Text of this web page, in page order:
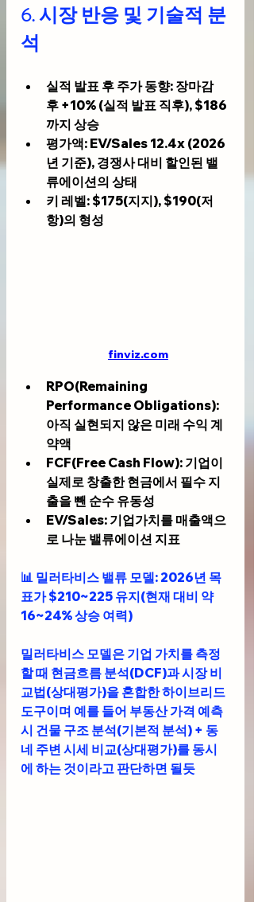
6. 시장 반응 및 기술적 분
석
실적 발표 후 주가 동향: 장마감
후 +10% (실적 발표 직후), $186
까지 상승
평가액: EV/Sales 12.4x (2026
년 기준), 경쟁사 대비 할인된 밸
류에이션의 상태
키 레벨: $175(지지), $190(저
항)의 형성
finviz.com
RPO(Remaining
Performance Obligations):
아직 실현되지 않은 미래 수익 계
약액
FCF(Free Cash Flow): 기업이
실제로 창출한 현금에서 필수 지
출을 뺀 순수 유동성
EV/Sales: 기업가치를 매출액으
로 나눈 밸류에이션 지표
📊 밀러타비스 밸류 모델: 2026년 목
표가 $210~225 유지(현재 대비 약
16~24% 상승 여력)
밀러타비스 모델은 기업 가치를 측정
할 때 현금흐름 분석(DCF)과 시장 비
교법(상대평가)을 혼합한 하이브리드
도구이며 예를 들어 부동산 가격 예측
시 건물 구조 분석(기본적 분석) + 동
네 주변 시세 비교(상대평가)를 동시
에 하는 것이라고 판단하면 될듯